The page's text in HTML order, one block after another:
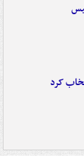
کرد